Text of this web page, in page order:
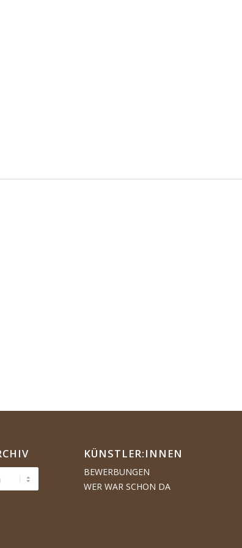
KÜNSTLER:­­INNEN
BEWERBUNGEN
WER WAR SCHON DA